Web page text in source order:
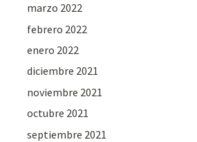
marzo 2022
febrero 2022
enero 2022
diciembre 2021
noviembre 2021
octubre 2021
septiembre 2021